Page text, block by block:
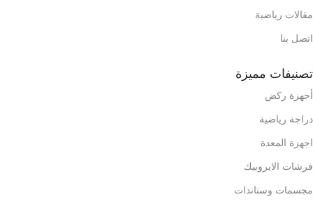
مقالات رياضية
اتصل بنا
تصنيفات مميزة
أجهزة ركض
دراجة رياضية
اجهزة المعدة
فرشات الايروبيك
مجسمات وستاندات